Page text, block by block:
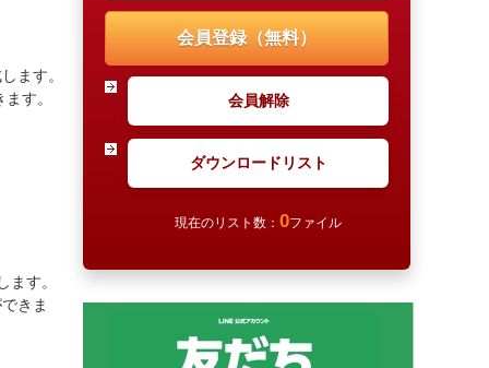
ます。
す。
す。
きま
会員登録（無料）
会員解除
ダウンロードリスト
現在のリスト数： 0ファイル